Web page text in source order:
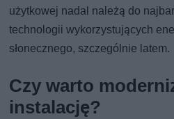
użytkowej nadal należą do
technologii wykorzystujących
słonecznego, szczególnie latem.
Czy warto
instalację?